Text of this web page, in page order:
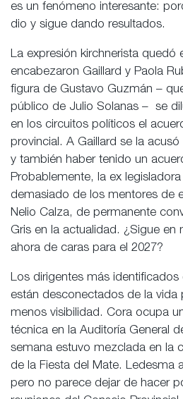
es un fenómeno interesante:
dio y sigue dando resultados.
La expresión kirchnerista quedó
encabezaron Gaillard y Paola
figura de Gustavo Guzmán –
público de Julio Solanas – se
en los circuitos políticos el
provincial. A Gaillard se la
y también haber tenido un
Probablemente, la ex
demasiado de los mentores de
Nelio Calza, de permanente
Gris en la actualidad. ¿Sigue en
ahora de caras para el 2027?
Los dirigentes más
están desconectados de la vida
menos visibilidad. Cora ocupa
técnica en la Auditoría General
semana estuvo mezclada en la
de la Fiesta del Mate. Ledesma
pero no parece dejar de hacer